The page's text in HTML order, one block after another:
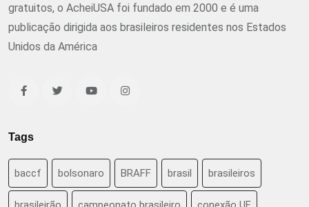
gratuitos, o AcheiUSA foi fundado em 2000 e é uma
publicação dirigida aos brasileiros residentes nos Estados
Unidos da América
Tags
baccf bolsonaro BRAFF brasil brasileiros